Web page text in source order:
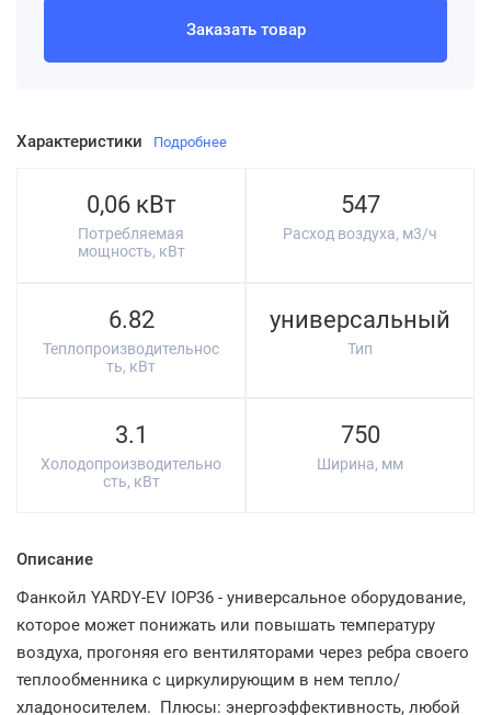
Характеристики Подробнее
0,06 кВт
Потребляемая
мощность, кВт
547
Расход воздуха, м3/ч
6.82
Теплопроизводительнос
ть, кВт
универсальный
Тип
3.1
Холодопроизводительно
сть, кВт
750
Ширина, мм
Описание
Фанкойл YARDY-EV IOP36 - универсальное оборудование,
которое может понижать или повышать температуру
воздуха, прогоняя его вентиляторами через ребра своего
теплообменника с циркулирующим в нем тепло/
хладоносителем. Плюсы: энергоэффективность, любой
Заказать товар